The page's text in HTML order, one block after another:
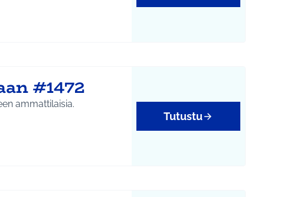
#1472
ammattilaisia.
Tutustu